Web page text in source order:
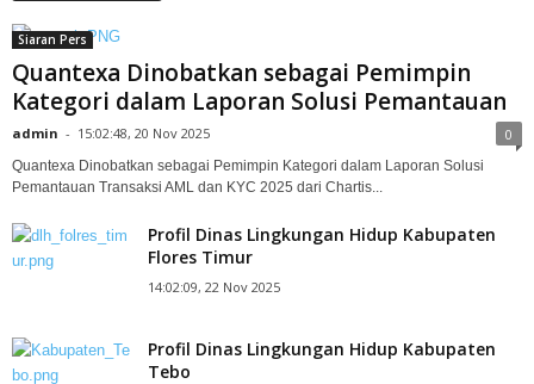
Siaran Pers
Quantexa Dinobatkan sebagai Pemimpin
Kategori dalam Laporan Solusi Pemantauan
admin - 15:02:48, 20 Nov 2025 0
Quantexa Dinobatkan sebagai Pemimpin Kategori dalam Laporan Solusi
Pemantauan Transaksi AML dan KYC 2025 dari Chartis...
Profil Dinas Lingkungan Hidup Kabupaten
Flores Timur
14:02:09, 22 Nov 2025
Profil Dinas Lingkungan Hidup Kabupaten
Tebo